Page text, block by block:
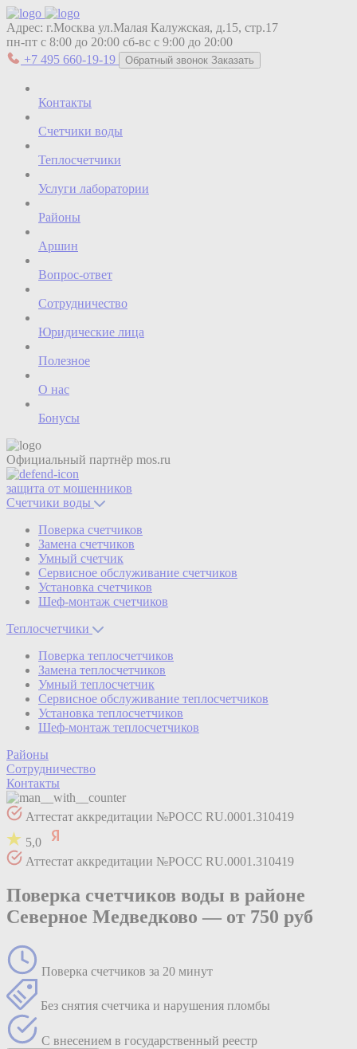
Адрес: г.Москва ул.Малая Калужская, д.15, стр.17
пн-пт с 8:00 до 20:00 сб-вс с 9:00 до 20:00
+7 495 660-19-19
Обратный звонок Заказать
Контакты
Счетчики воды
Теплосчетчики
Услуги лаборатории
Районы
Аршин
Вопрос-ответ
Сотрудничество
Юридические лица
Полезное
О нас
Бонусы
Официальный партнёр mos.ru
защита от мошенников
Счетчики воды
Поверка счетчиков
Замена счетчиков
Умный счетчик
Сервисное обслуживание счетчиков
Установка счетчиков
Шеф-монтаж счетчиков
Теплосчетчики
Поверка теплосчетчиков
Замена теплосчетчиков
Умный теплосчетчик
Сервисное обслуживание теплосчетчиков
Установка теплосчетчиков
Шеф-монтаж теплосчетчиков
Районы
Сотрудничество
Контакты
Аттестат аккредитации №РОСС RU.0001.310419
5,0
Аттестат аккредитации №РОСС RU.0001.310419
Поверка счетчиков воды в районе
Северное Медведково — от 750 руб
Поверка счетчиков за 20 минут
Без снятия счетчика и нарушения пломбы
С внесением в государственный реестр